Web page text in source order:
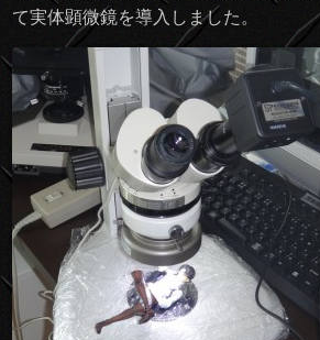
て実体顕微鏡を導入しました。